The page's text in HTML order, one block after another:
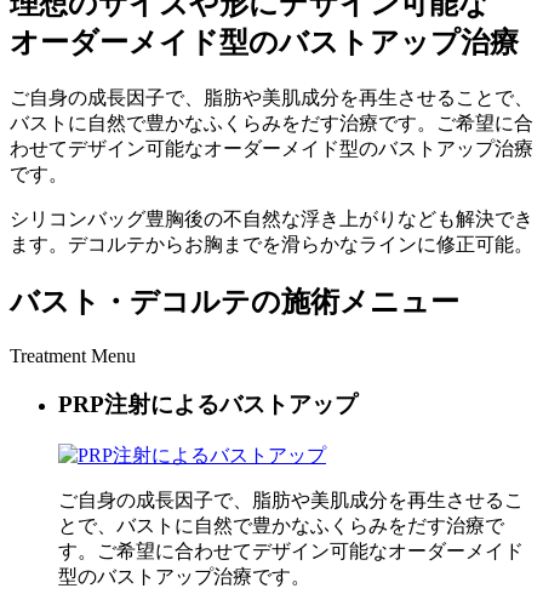
オーダーメイド型のバストアップ治療
ご自身の成長因子で、脂肪や美肌成分を再生させることで、
バストに自然で豊かなふくらみをだす治療です。ご希望に合
わせてデザイン可能なオーダーメイド型のバストアップ治療
です。
シリコンバッグ豊胸後の不自然な浮き上がりなども解決でき
ます。デコルテからお胸までを滑らかなラインに修正可能。
バスト・デコルテの施術メニュー
Treatment Menu
PRP注射によるバストアップ
ご自身の成長因子で、脂肪や美肌成分を再生させるこ
とで、バストに自然で豊かなふくらみをだす治療で
す。ご希望に合わせてデザイン可能なオーダーメイド
型のバストアップ治療です。